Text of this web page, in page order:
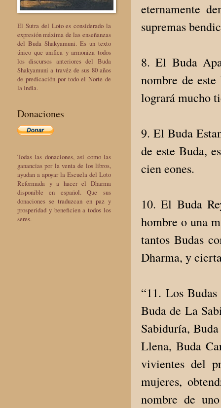
eternamente
supremas
8. El Buda
nombre de
logrará mucho
9. El Buda
de este Buda,
cien eones.
10. El Buda
hombre o una
tantos Budas
Dharma, y
“11. Los
Buda de La
Sabiduría,
Llena, Buda
vivientes del
mujeres,
nombre de
El Sutra del Loto es considerado la
expresión máxima de las enseñanzas
del Buda Shakyamuni. Es un texto
único que unifica y armoniza todos
los discursos anteriores del Buda
Shakyamuni a travéz de sus 80 años
de predicación por todo el Norte de
la India.
Donaciones
Todas las donaciones, así como las
ganancias por la venta de los libros,
ayudan a apoyar la Escuela del Loto
Reformada y a hacer el Dharma
disponible en español. Que sus
donaciones se traduzcan en paz y
prosperidad y beneficien a todos los
seres.